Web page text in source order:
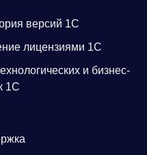
версий 1С
лицензиями 1С
и бизнес-
1С